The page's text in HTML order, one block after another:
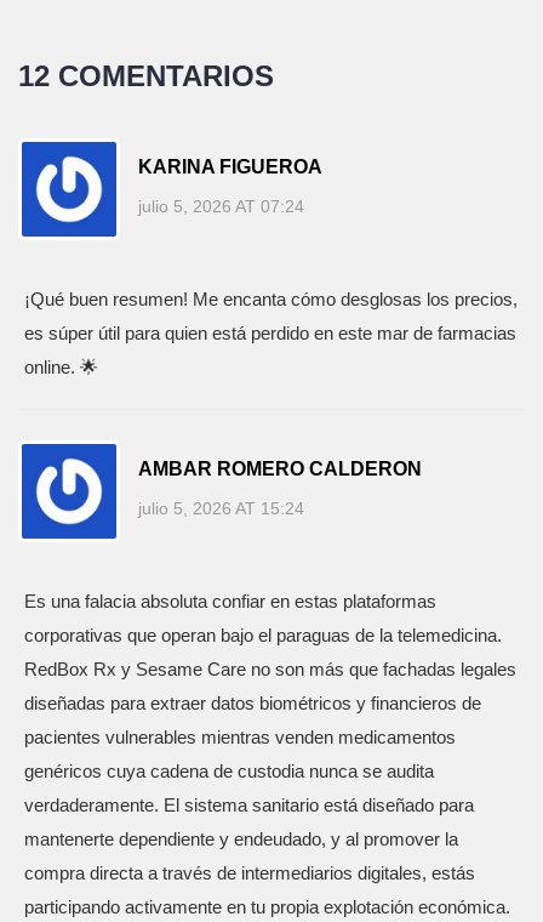
12 COMENTARIOS
KARINA FIGUEROA
julio 5, 2026 AT 07:24
¡Qué buen resumen! Me encanta cómo desglosas los precios,
es súper útil para quien está perdido en este mar de farmacias
online. 🌟
AMBAR ROMERO CALDERON
julio 5, 2026 AT 15:24
Es una falacia absoluta confiar en estas plataformas
corporativas que operan bajo el paraguas de la telemedicina.
RedBox Rx y Sesame Care no son más que fachadas legales
diseñadas para extraer datos biométricos y financieros de
pacientes vulnerables mientras venden medicamentos
genéricos cuya cadena de custodia nunca se audita
verdaderamente. El sistema sanitario está diseñado para
mantenerte dependiente y endeudado, y al promover la
compra directa a través de intermediarios digitales, estás
participando activamente en tu propia explotación económica.